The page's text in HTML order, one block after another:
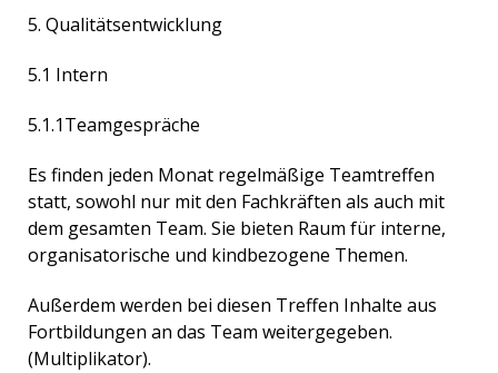
5. Qualitätsentwicklung
5.1 Intern
5.1.1Teamgespräche
Es finden jeden Monat regelmäßige Teamtreffen
statt, sowohl nur mit den Fachkräften als auch mit
dem gesamten Team. Sie bieten Raum für interne,
organisatorische und kindbezogene Themen.
Außerdem werden bei diesen Treffen Inhalte aus
Fortbildungen an das Team weitergegeben.
(Multiplikator).